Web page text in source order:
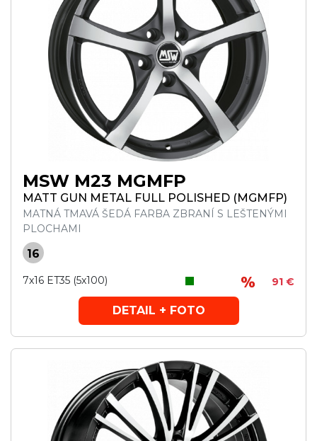
MSW M23 MGMFP
MATT GUN METAL FULL POLISHED (MGMFP)
MATNÁ TMAVÁ ŠEDÁ FARBA ZBRANÍ S LEŠTENÝMI
PLOCHAMI
16
7x16 ET35 (5x100) 91 €
DETAIL + FOTO